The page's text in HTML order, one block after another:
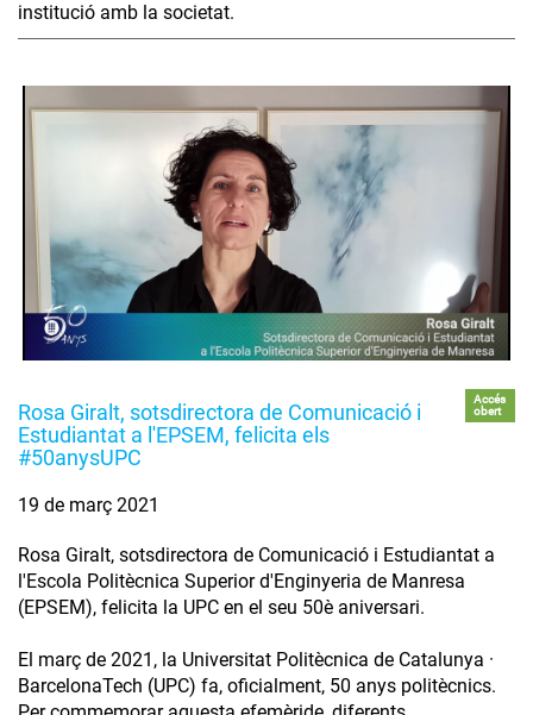
institució amb la societat.
Rosa Giralt, sotsdirectora de Comunicació i
Estudiantat a l'EPSEM, felicita els
#50anysUPC
Accés
obert
19 de març 2021
Rosa Giralt, sotsdirectora de Comunicació i Estudiantat a
l'Escola Politècnica Superior d'Enginyeria de Manresa
(EPSEM), felicita la UPC en el seu 50è aniversari.
El març de 2021, la Universitat Politècnica de Catalunya ·
BarcelonaTech (UPC) fa, oficialment, 50 anys politècnics.